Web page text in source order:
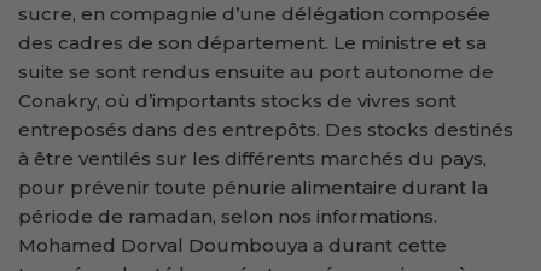
sucre, en compagnie d’une délégation composée
des cadres de son département. Le ministre et sa
suite se sont rendus ensuite au port autonome de
Conakry, où d’importants stocks de vivres sont
entreposés dans des entrepôts. Des stocks destinés
à être ventilés sur les différents marchés du pays,
pour prévenir toute pénurie alimentaire durant la
période de ramadan, selon nos informations.
Mohamed Dorval Doumbouya a durant cette